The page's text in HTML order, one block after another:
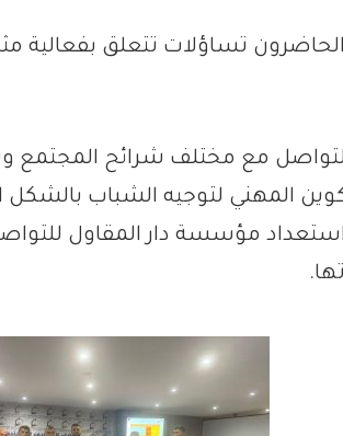
تساؤلات تتعلق بفعالية
التواصل مع مختلف شرائح
المهني لتوجيه الشباب
مؤسسة دار المقاول